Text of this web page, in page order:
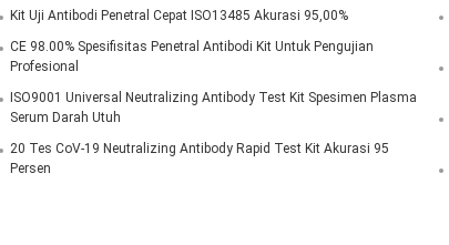
Kit Uji Antibodi Penetral Cepat ISO13485 Akurasi 95,00%
CE 98.00% Spesifisitas Penetral Antibodi Kit Untuk Pengujian
Profesional
ISO9001 Universal Neutralizing Antibody Test Kit Spesimen Plasma
Serum Darah Utuh
20 Tes CoV-19 Neutralizing Antibody Rapid Test Kit Akurasi 95
Persen